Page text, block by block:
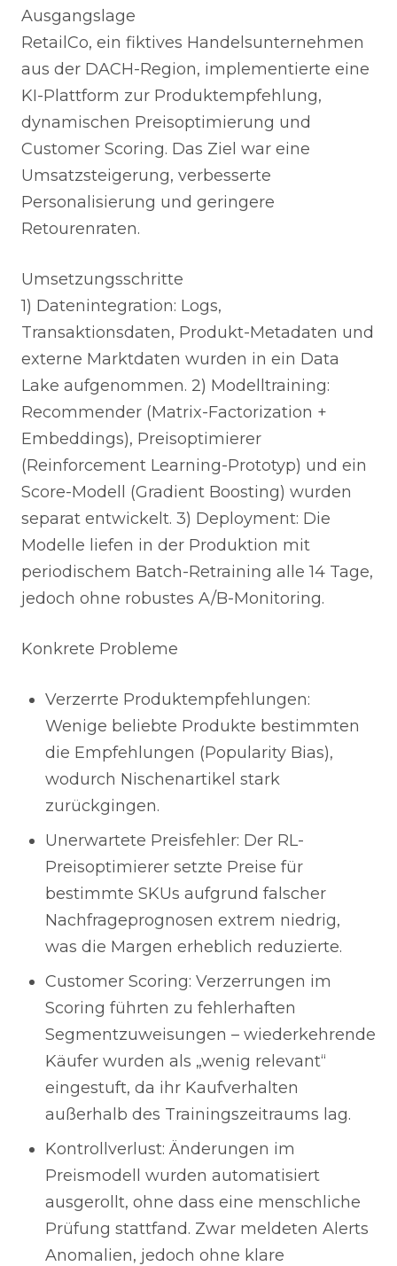
Ausgangslage
RetailCo, ein fiktives Handelsunternehmen
aus der DACH-Region, implementierte eine
KI-Plattform zur Produktempfehlung,
dynamischen Preisoptimierung und
Customer Scoring. Das Ziel war eine
Umsatzsteigerung, verbesserte
Personalisierung und geringere
Retourenraten.
Umsetzungsschritte
1) Datenintegration: Logs,
Transaktionsdaten, Produkt-Metadaten und
externe Marktdaten wurden in ein Data
Lake aufgenommen. 2) Modelltraining:
Recommender (Matrix-Factorization +
Embeddings), Preisoptimierer
(Reinforcement Learning-Prototyp) und ein
Score-Modell (Gradient Boosting) wurden
separat entwickelt. 3) Deployment: Die
Modelle liefen in der Produktion mit
periodischem Batch-Retraining alle 14 Tage,
jedoch ohne robustes A/B-Monitoring.
Konkrete Probleme
Verzerrte Produktempfehlungen:
Wenige beliebte Produkte bestimmten
die Empfehlungen (Popularity Bias),
wodurch Nischenartikel stark
zurückgingen.
Unerwartete Preisfehler: Der RL-
Preisoptimierer setzte Preise für
bestimmte SKUs aufgrund falscher
Nachfrageprognosen extrem niedrig,
was die Margen erheblich reduzierte.
Customer Scoring: Verzerrungen im
Scoring führten zu fehlerhaften
Segmentzuweisungen – wiederkehrende
Käufer wurden als „wenig relevant“
eingestuft, da ihr Kaufverhalten
außerhalb des Trainingszeitraums lag.
Kontrollverlust: Änderungen im
Preismodell wurden automatisiert
ausgerollt, ohne dass eine menschliche
Prüfung stattfand. Zwar meldeten Alerts
Anomalien, jedoch ohne klare